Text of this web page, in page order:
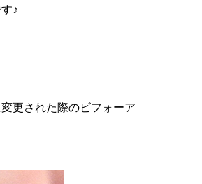
♪
更された際のビフォーア